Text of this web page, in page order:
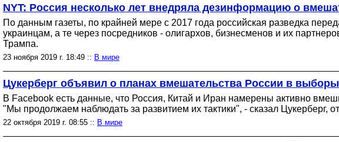
NYT: Россия несколько лет внедряла дезинформацию о
По данным газеты, по крайней мере с 2017 года российская разведка
украинцам, а те через посредников - олигархов, бизнесменов и их
Трампа.
23 ноября 2019 г. 18:49 :: В мире
Цукерберг объявил о планах вмешательства России в выборы
В Facebook есть данные, что Россия, Китай и Иран намерены активно
"Мы продолжаем наблюдать за развитием их тактики", - сказал Цукерберг,
22 октября 2019 г. 08:55 :: В мире